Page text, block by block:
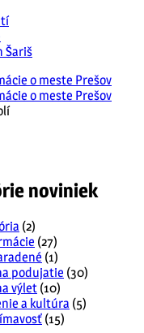
Šariš
noviniek
(2)
(27)
(1)
podujatie (30)
výlet (10)
a kultúra (5)
(15)